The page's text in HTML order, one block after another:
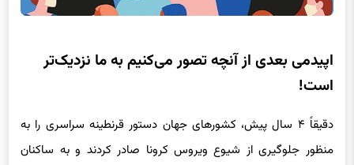
اپیدمی بعدی از آنچه تصور می‌کنیم به ما نزدیک‌تر
است!
دقیقاً ۴ سال پیش، کشورهای جهان دستور قرنطینه سراسری را به
منظور جلوگیری از شیوع ویروس کرونا صادر کردند و به ساکنان